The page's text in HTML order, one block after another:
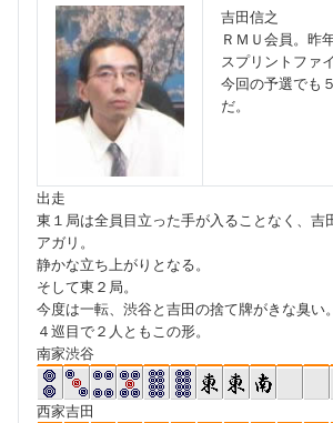
吉田信之
ＲＭＵ会員。昨
スプリントファ
今回の予選でも
だ。
出走
東１局は全員目立った手が入ることなく、
アガリ。
静かな立ち上がりとなる。
そして東２局。
今度は一転、渋谷と吉田の捨て牌がきな臭い。
４巡目で２人ともこの形。
南家渋谷
西家吉田